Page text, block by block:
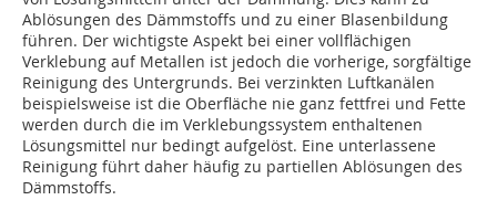
Ablösungen des Dämmstoffs und zu einer Blasenbildung
führen. Der wichtigste Aspekt bei einer vollflächigen
Verklebung auf Metallen ist jedoch die vorherige, sorgfältige
Reinigung des Untergrunds. Bei verzinkten Luftkanälen
beispielsweise ist die Oberfläche nie ganz fettfrei und Fette
werden durch die im Verklebungssystem enthaltenen
Lösungsmittel nur bedingt aufgelöst. Eine unterlassene
Reinigung führt daher häufig zu partiellen Ablösungen des
Dämmstoffs.